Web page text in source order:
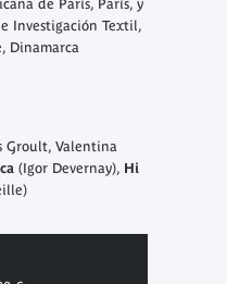
de París, París, y
Investigación Textil,
Dinamarca
Groult, Valentina
(Igor Devernay), Hi